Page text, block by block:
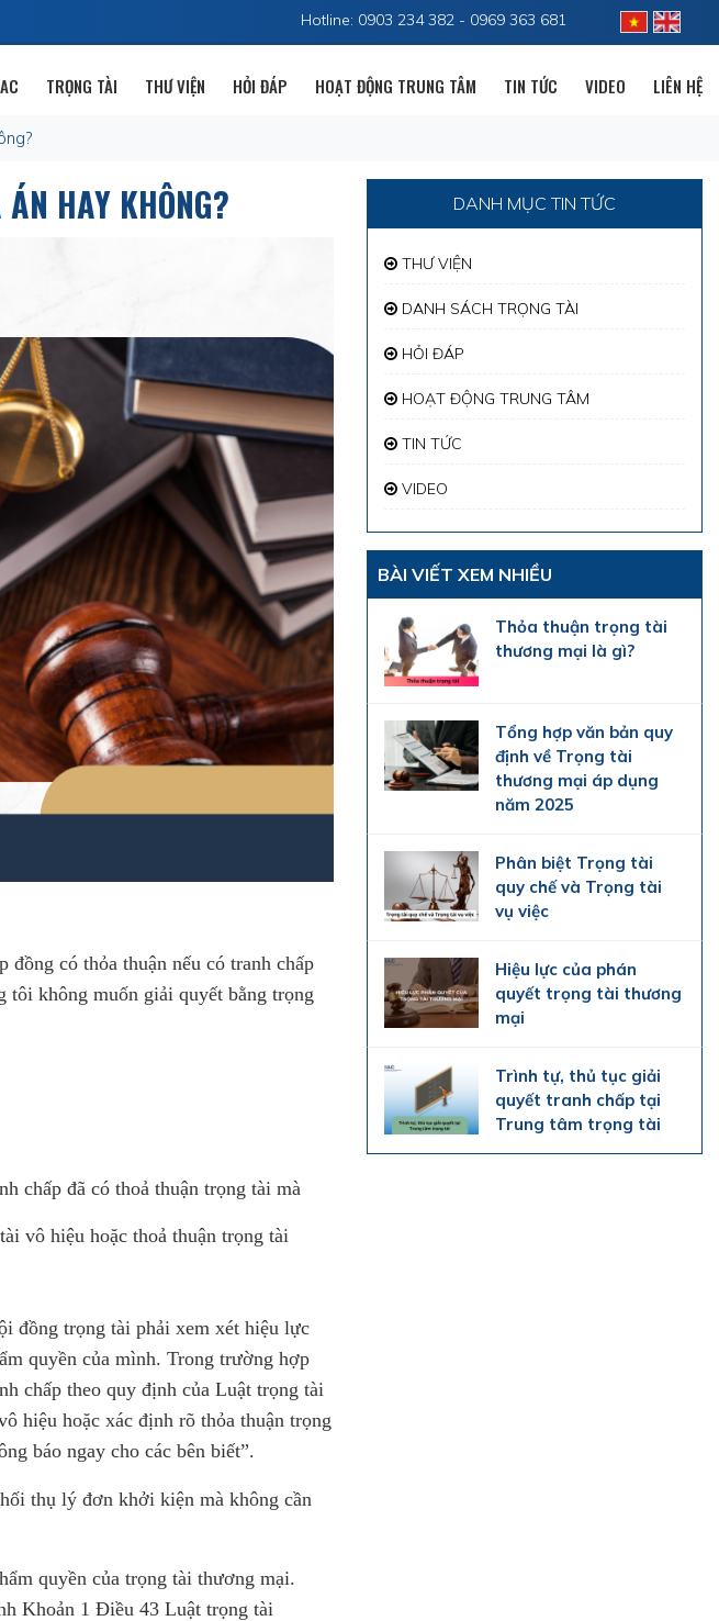
Hotline: 0903 234 382 - 0969 363 681
TRỌNG TÀI THƯ VIỆN HỎI ĐÁP HOẠT ĐỘNG TRUNG TÂM TIN TỨC VIDEO LIÊN HỆ
HAY KHÔNG?
có thỏa thuận nếu có tranh chấp
tôi không muốn giải quyết bằng trọng
chấp đã có thoả thuận trọng tài mà
vô hiệu hoặc thoả thuận trọng tài
đồng trọng tài phải xem xét hiệu lực
quyền của mình. Trong trường hợp
chấp theo quy định của Luật trọng tài
hiệu hoặc xác định rõ thỏa thuận trọng
báo ngay cho các bên biết”.
thụ lý đơn khởi kiện mà không cần
quyền của trọng tài thương mại.
Khoản 1 Điều 43 Luật trọng tài
DANH MỤC TIN TỨC
THƯ VIỆN
DANH SÁCH TRỌNG TÀI
HỎI ĐÁP
HOẠT ĐỘNG TRUNG TÂM
TIN TỨC
VIDEO
BÀI VIẾT XEM NHIỀU
Thỏa thuận trọng tài
thương mại là gì?
Tổng hợp văn bản quy
định về Trọng tài
thương mại áp dụng
năm 2025
Phân biệt Trọng tài
quy chế và Trọng tài
vụ việc
Hiệu lực của phán
quyết trọng tài thương
mại
Trình tự, thủ tục giải
quyết tranh chấp tại
Trung tâm trọng tài